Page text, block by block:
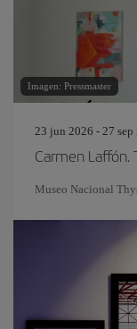
Imagen: Pressmaster
23 jun 2026 - 27 sep
Carmen Laffón.
Museo Nacional